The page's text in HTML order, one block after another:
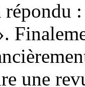
répondu
une